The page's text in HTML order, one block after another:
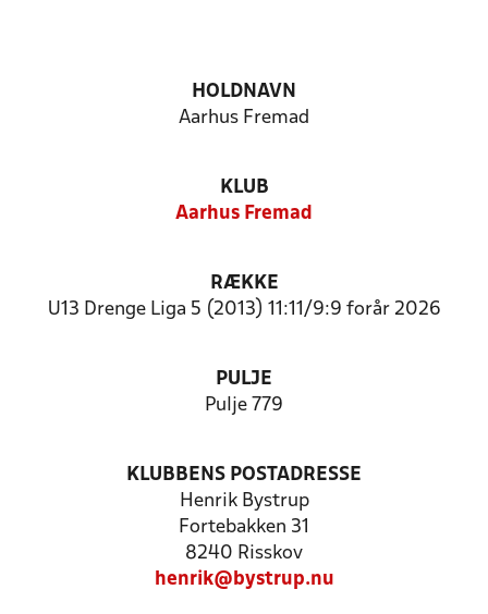
HOLDNAVN
Aarhus Fremad
KLUB
Aarhus Fremad
RÆKKE
U13 Drenge Liga 5 (2013) 11:11/9:9 forår 2026
PULJE
Pulje 779
KLUBBENS POSTADRESSE
Henrik Bystrup
Fortebakken 31
8240 Risskov
henrik@bystrup.nu